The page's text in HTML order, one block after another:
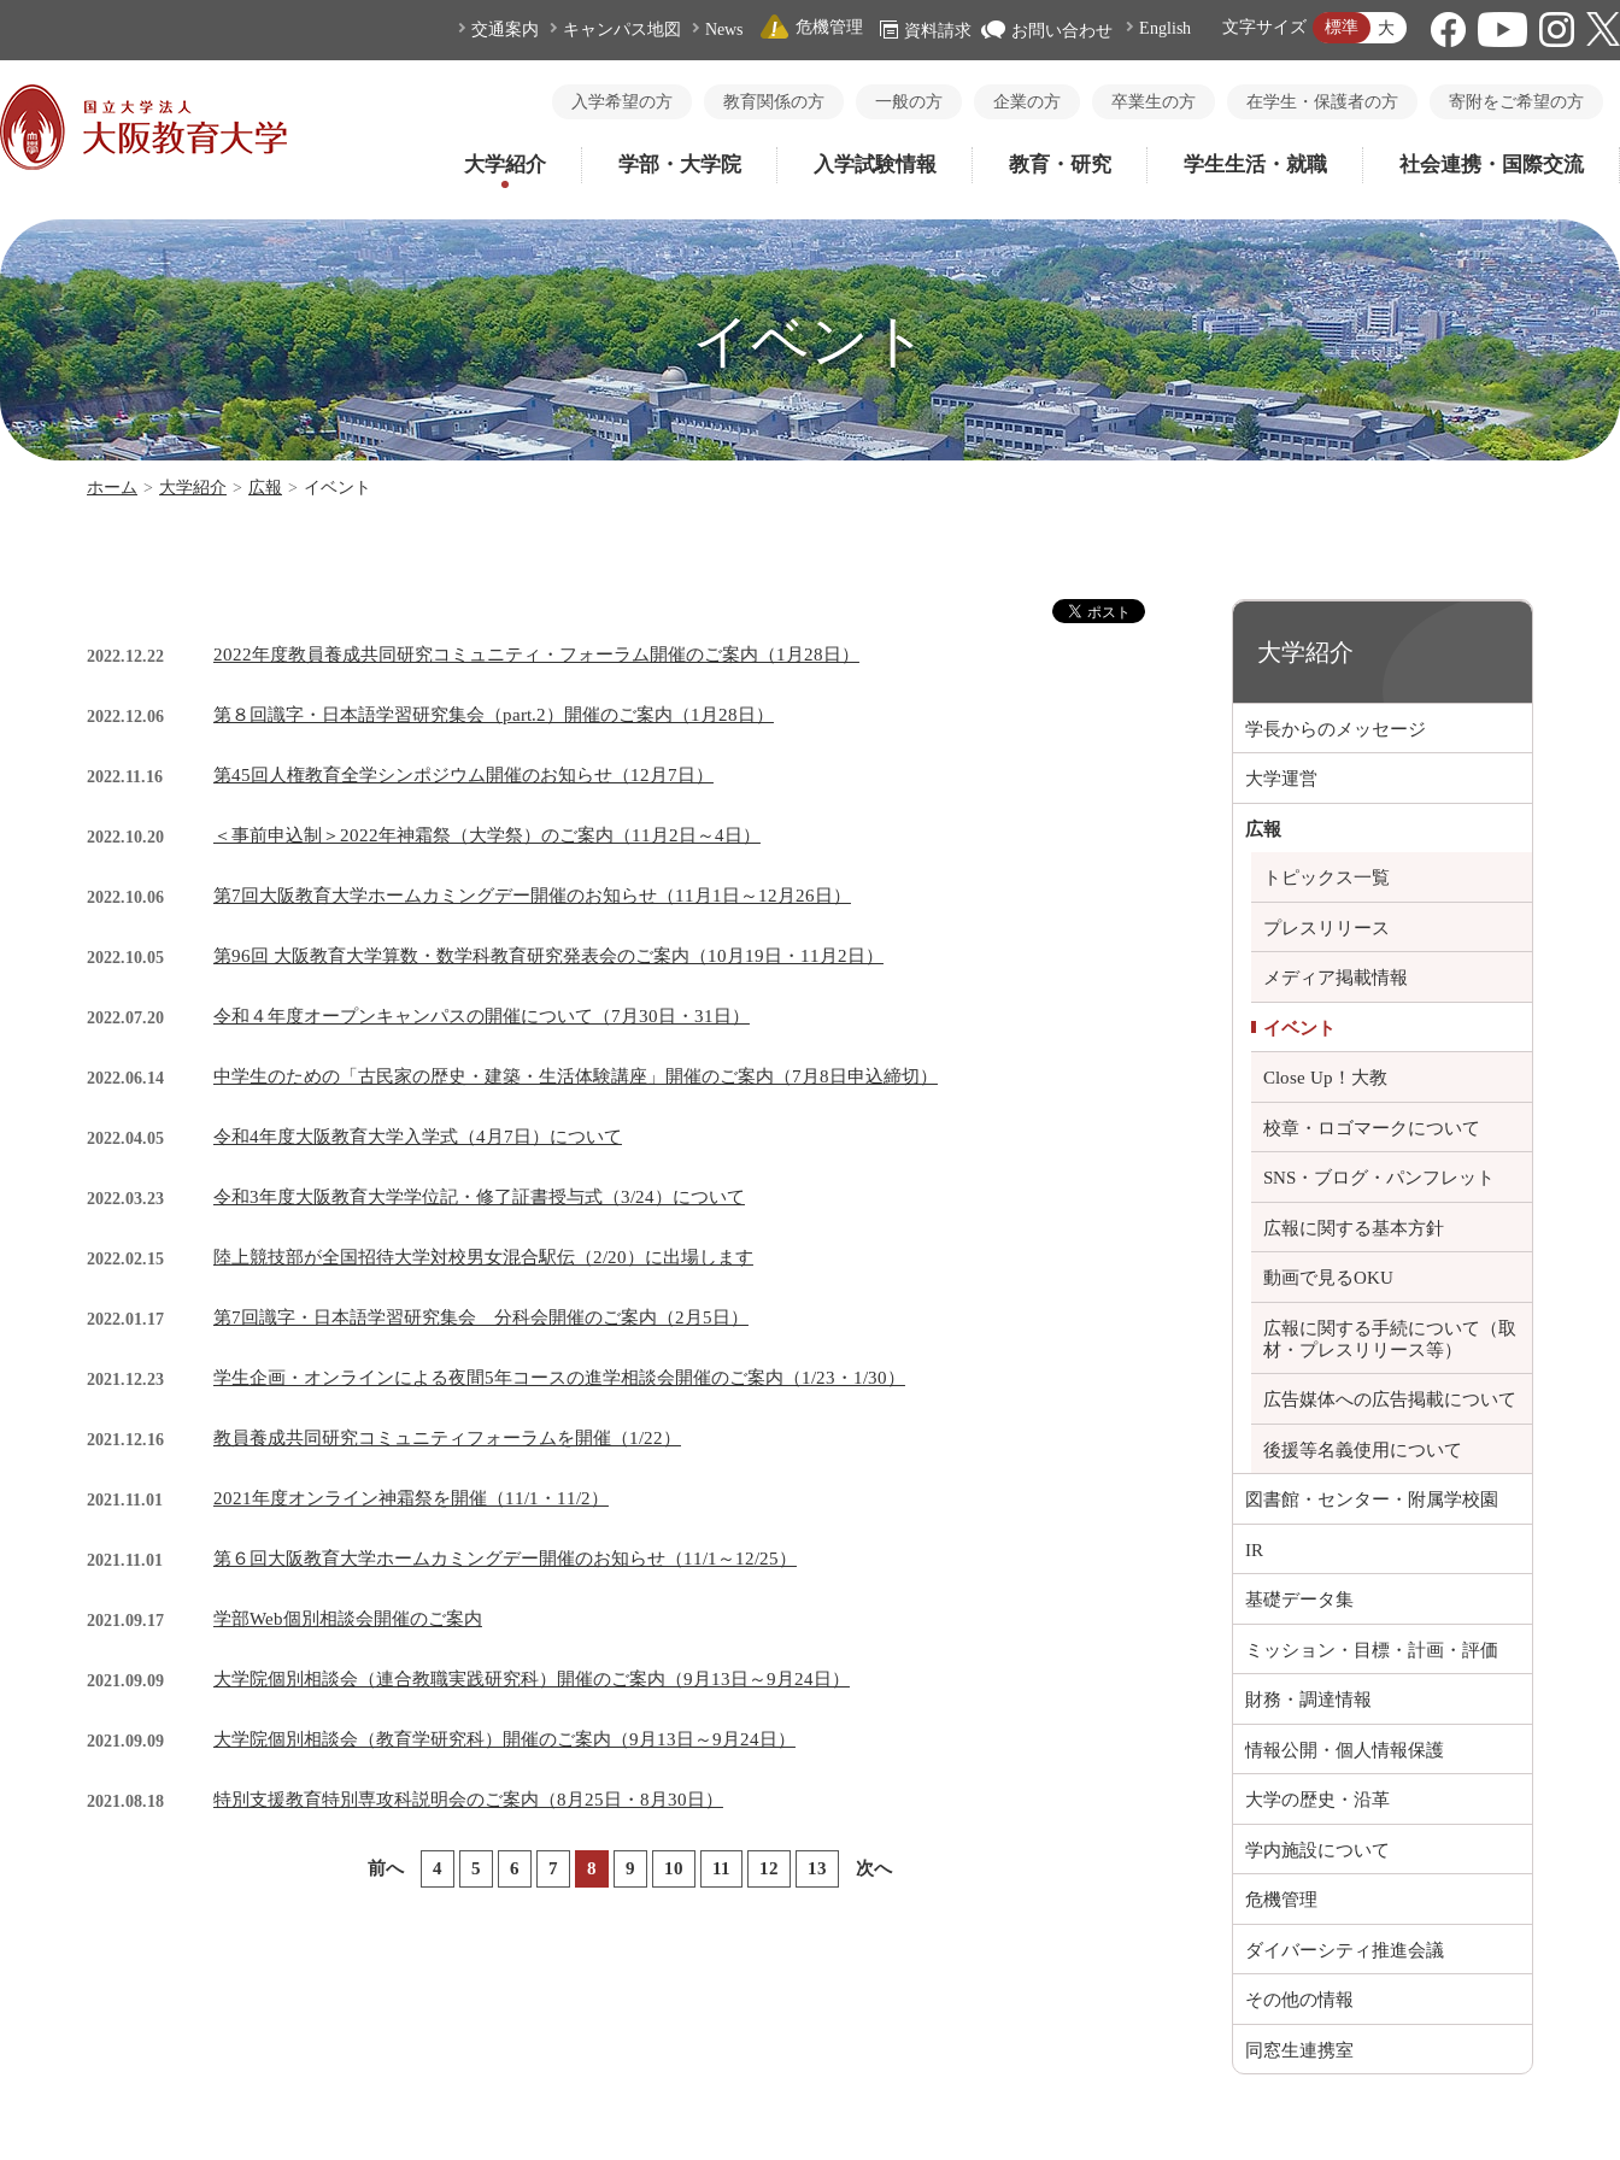
交通案内 キャンパス地図 News 危機管理 資料請求 お問い合わせ English 文字サイズ 標準 大
入学希望の方 教育関係の方 一般の方 企業の方 卒業生の方 在学生・保護者の方 寄附をご希望の方
大学紹介 学部・大学院 入学試験情報 教育・研究 学生生活・就職 社会連携・国際交流
イベント
ホーム > 大学紹介 > 広報 > イベント
2022.12.22 2022年度教員養成共同研究コミュニティ・フォーラム開催のご案内（1月28日）
2022.12.06 第８回識字・日本語学習研究集会（part.2）開催のご案内（1月28日）
2022.11.16 第45回人権教育全学シンポジウム開催のお知らせ（12月7日）
2022.10.20 ＜事前申込制＞2022年神霜祭（大学祭）のご案内（11月2日～4日）
2022.10.06 第7回大阪教育大学ホームカミングデー開催のお知らせ（11月1日～12月26日）
2022.10.05 第96回 大阪教育大学算数・数学科教育研究発表会のご案内（10月19日・11月2日）
2022.07.20 令和４年度オープンキャンパスの開催について（7月30日・31日）
2022.06.14 中学生のための「古民家の歴史・建築・生活体験講座」開催のご案内（7月8日申込締切）
2022.04.05 令和4年度大阪教育大学入学式（4月7日）について
2022.03.23 令和3年度大阪教育大学学位記・修了証書授与式（3/24）について
2022.02.15 陸上競技部が全国招待大学対校男女混合駅伝（2/20）に出場します
2022.01.17 第7回識字・日本語学習研究集会 分科会開催のご案内（2月5日）
2021.12.23 学生企画・オンラインによる夜間5年コースの進学相談会開催のご案内（1/23・1/30）
2021.12.16 教員養成共同研究コミュニティフォーラムを開催（1/22）
2021.11.01 2021年度オンライン神霜祭を開催（11/1・11/2）
2021.11.01 第６回大阪教育大学ホームカミングデー開催のお知らせ（11/1～12/25）
2021.09.17 学部Web個別相談会開催のご案内
2021.09.09 大学院個別相談会（連合教職実践研究科）開催のご案内（9月13日～9月24日）
2021.09.09 大学院個別相談会（教育学研究科）開催のご案内（9月13日～9月24日）
2021.08.18 特別支援教育特別専攻科説明会のご案内（8月25日・8月30日）
前へ 4 5 6 7 8 9 10 11 12 13 次へ
大学紹介
学長からのメッセージ
大学運営
広報
トピックス一覧
プレスリリース
メディア掲載情報
イベント
Close Up！大教
校章・ロゴマークについて
SNS・ブログ・パンフレット
広報に関する基本方針
動画で見るOKU
広報に関する手続について（取
材・プレスリリース等）
広告媒体への広告掲載について
後援等名義使用について
図書館・センター・附属学校園
IR
基礎データ集
ミッション・目標・計画・評価
財務・調達情報
情報公開・個人情報保護
大学の歴史・沿革
学内施設について
危機管理
ダイバーシティ推進会議
その他の情報
同窓生連携室